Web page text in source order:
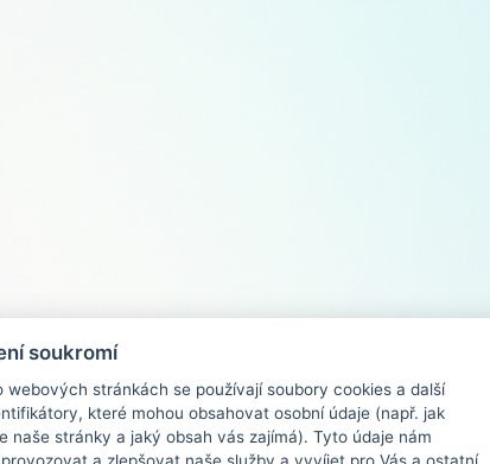
soukromí
webových stránkách se používají soubory cookies a další
které mohou obsahovat osobní údaje (např. jak
naše stránky a jaký obsah vás zajímá). Tyto údaje nám